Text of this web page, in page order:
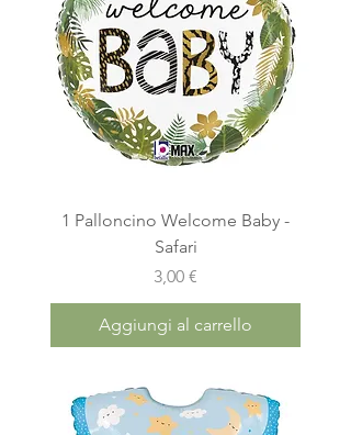
1 Palloncino Welcome Baby -
Safari
Prezzo
3,00 €
Aggiungi al carrello